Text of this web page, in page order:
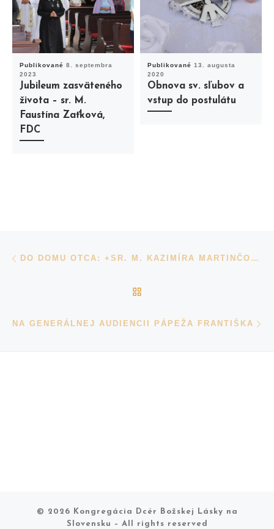
Publikované 8. septembra
2023
Jubileum zasväteného
života – sr. M.
Faustína Zaťková,
FDC
Publikované 13. augusta
2020
Obnova sv. sľubov a
vstup do postulátu
Navigácia v príspevkoch
DO DOMU OTCA: +SR. M. KAZIMÍRA MARTINČOVÁ, FDC
NA GENERÁLNEJ AUDIENCII PÁPEŽA FRANTIŠKA
© 2026
Kongregácia Dcér Božskej Lásky na
Slovensku
– All rights reserved